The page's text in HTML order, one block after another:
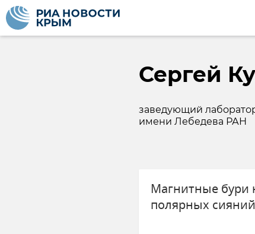
Сергей
заведующий
имени Лебедева РАН
Магнитные бури
полярных